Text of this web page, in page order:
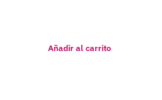
Añadir al carrito